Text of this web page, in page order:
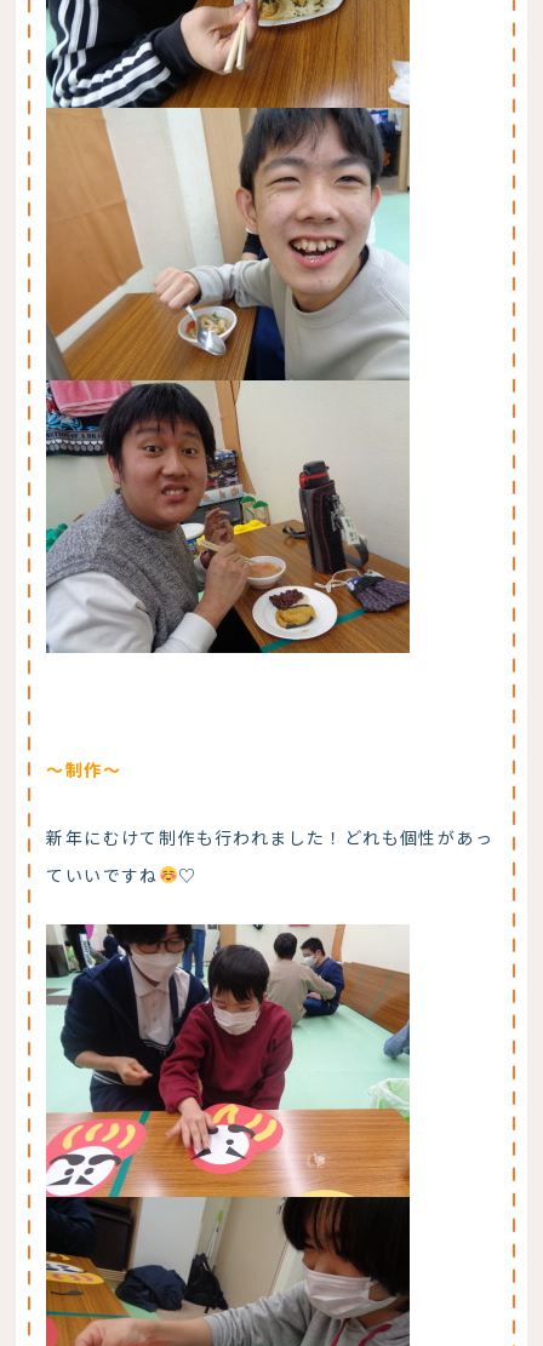
～制作～
新年にむけて制作も行われました！どれも個性があっ
ていいですね
♡